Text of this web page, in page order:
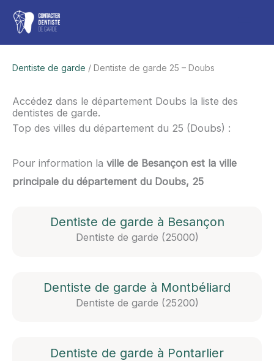
Aller
contenu
Dentiste de garde / Dentiste de garde 25 – Doubs
Accédez dans le département Doubs la liste des
dentistes de garde.
Top des villes du département du 25 (Doubs) :
Pour information la ville de Besançon est la ville
principale du département du Doubs, 25
Dentiste de garde à Besançon
Dentiste de garde (25000)
Dentiste de garde à Montbéliard
Dentiste de garde (25200)
Dentiste de garde à Pontarlier